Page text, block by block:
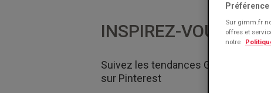
INSPIREZ-VOUS
Suivez les tendances Gimm
sur Pinterest
Sur gimm.fr
offres et
notre